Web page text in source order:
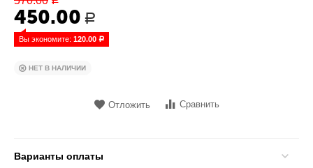
450.00 Р
Вы экономите: 120.00 Р
НЕТ В НАЛИЧИИ
Отложить Сравнить
Варианты оплаты